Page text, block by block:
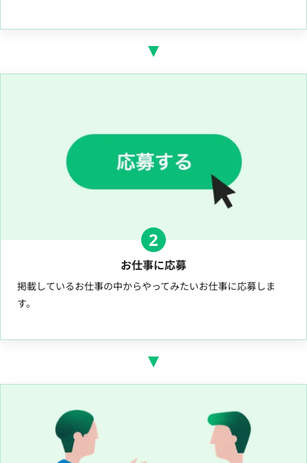
2
お仕事に応募
掲載しているお仕事の中からやってみたいお仕事に応募しま
す。